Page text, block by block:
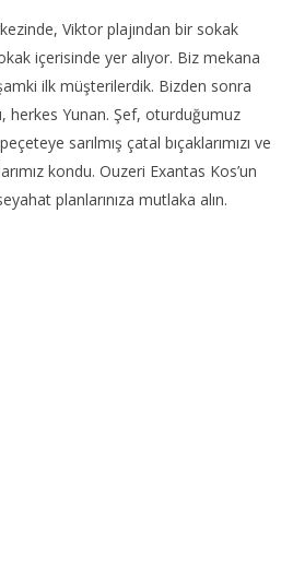
İçilir – Ouzeri Exantas
Viktor plajından bir sokak
içerisinde yer alıyor. Biz mekana
ilk müşterilerdik. Bizden sonra
herkes Yunan. Şef, oturduğumuz
sarılmış çatal bıçaklarımızı ve
kondu. Ouzeri Exantas Kos’un
planlarınıza mutlaka alın.